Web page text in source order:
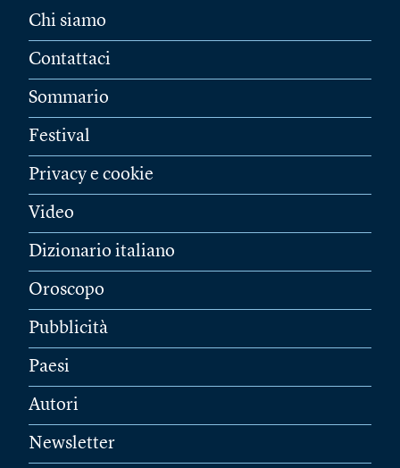
Chi siamo
Contattaci
Sommario
Festival
Privacy e cookie
Video
Dizionario italiano
Oroscopo
Pubblicità
Paesi
Autori
Newsletter